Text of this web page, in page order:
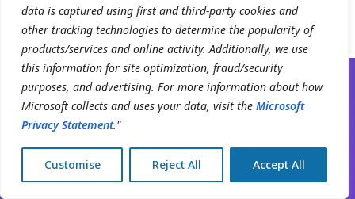
data is captured using first and third-party cookies and
other tracking technologies to determine the popularity of
products/services and online activity. Additionally, we use
this information for site optimization, fraud/security
purposes, and advertising. For more information about how
Microsoft collects and uses your data, visit the Microsoft
Privacy Statement."
Customise Reject All Accept All
PRÊTS QUAND VOUS LE SEREZ
Faites croître votre
organisation avec